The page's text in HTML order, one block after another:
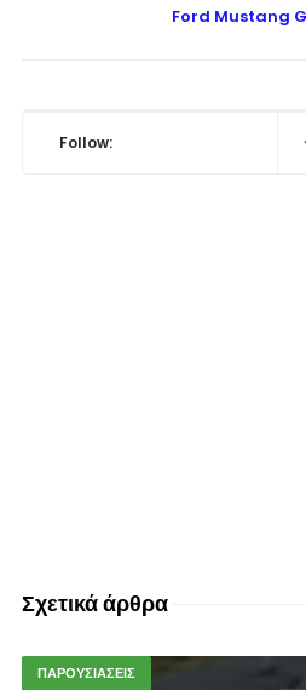
Ford Mustang
Follow:
Σχετικά άρθρα
ΠΑΡΟΥΣΙΑΣΕΙΣ